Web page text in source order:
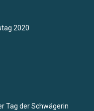
2020
Tag der Schwägerin